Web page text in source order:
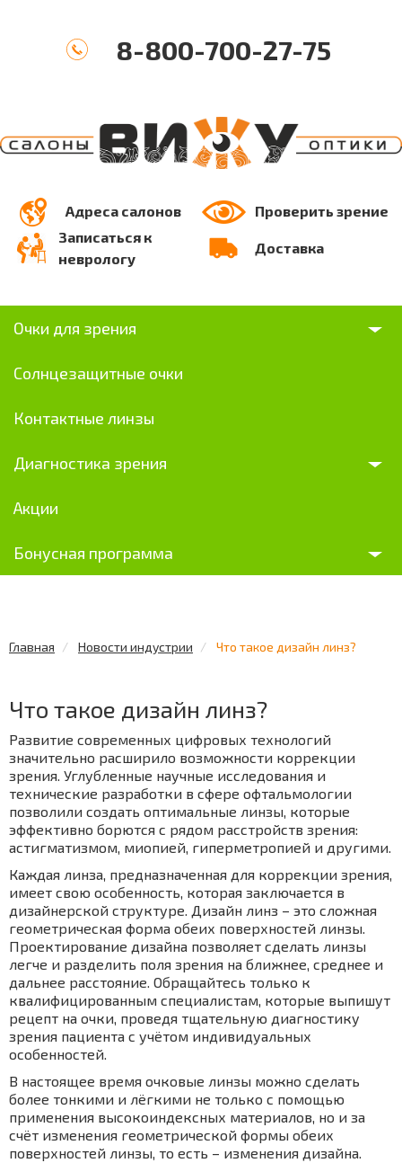
8-800-700-27-75
Адреса салонов
Проверить зрение
Записаться к
неврологу
Доставка
Очки для зрения
Солнцезащитные очки
Контактные линзы
Диагностика зрения
Акции
Бонусная программа
Главная Новости индустрии Что такое дизайн линз?
Что такое дизайн линз?
Развитие современных цифровых технологий
значительно расширило возможности коррекции
зрения. Углубленные научные исследования и
технические разработки в сфере офтальмологии
позволили создать оптимальные линзы, которые
эффективно борются с рядом расстройств зрения:
астигматизмом, миопией, гиперметропией и другими.
Каждая линза, предназначенная для коррекции зрения,
имеет свою особенность, которая заключается в
дизайнерской структуре. Дизайн линз – это сложная
геометрическая форма обеих поверхностей линзы.
Проектирование дизайна позволяет сделать линзы
легче и разделить поля зрения на ближнее, среднее и
дальнее расстояние. Обращайтесь только к
квалифицированным специалистам, которые выпишут
рецепт на очки, проведя тщательную диагностику
зрения пациента с учётом индивидуальных
особенностей.
В настоящее время очковые линзы можно сделать
более тонкими и лёгкими не только с помощью
применения высокоиндексных материалов, но и за
счёт изменения геометрической формы обеих
поверхностей линзы, то есть – изменения дизайна.